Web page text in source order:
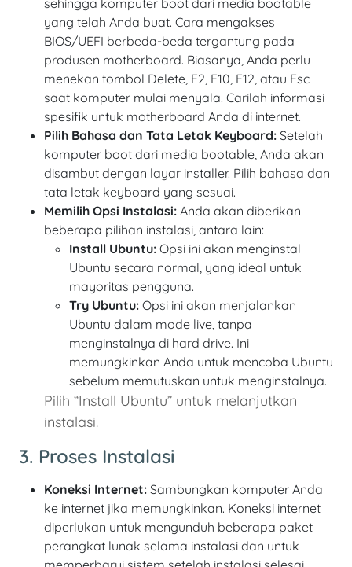
sehingga komputer boot dari media bootable
yang telah Anda buat. Cara mengakses
BIOS/UEFI berbeda-beda tergantung pada
produsen motherboard. Biasanya, Anda perlu
menekan tombol Delete, F2, F10, F12, atau Esc
saat komputer mulai menyala. Carilah informasi
spesifik untuk motherboard Anda di internet.
Pilih Bahasa dan Tata Letak Keyboard: Setelah
komputer boot dari media bootable, Anda akan
disambut dengan layar installer. Pilih bahasa dan
tata letak keyboard yang sesuai.
Memilih Opsi Instalasi: Anda akan diberikan
beberapa pilihan instalasi, antara lain:
Install Ubuntu: Opsi ini akan menginstal
Ubuntu secara normal, yang ideal untuk
mayoritas pengguna.
Try Ubuntu: Opsi ini akan menjalankan
Ubuntu dalam mode live, tanpa
menginstalnya di hard drive. Ini
memungkinkan Anda untuk mencoba Ubuntu
sebelum memutuskan untuk menginstalnya.
Pilih “Install Ubuntu” untuk melanjutkan
instalasi.
3. Proses Instalasi
Koneksi Internet: Sambungkan komputer Anda
ke internet jika memungkinkan. Koneksi internet
diperlukan untuk mengunduh beberapa paket
perangkat lunak selama instalasi dan untuk